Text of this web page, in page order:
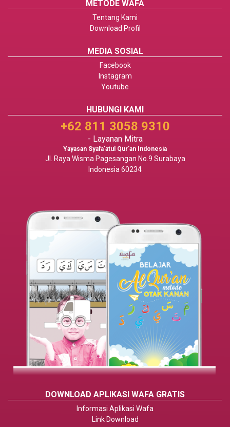
METODE WAFA
Tentang Kami
Download Profil
MEDIA SOSIAL
Facebook
Instagram
Youtube
HUBUNGI KAMI
+62 811 3058 9310
- Layanan Mitra
Yayasan Syafa'atul Qur'an Indonesia
Jl. Raya Wisma Pagesangan No.9 Surabaya
Indonesia 60234
DOWNLOAD APLIKASI WAFA GRATIS
Informasi Aplikasi Wafa
Link Download